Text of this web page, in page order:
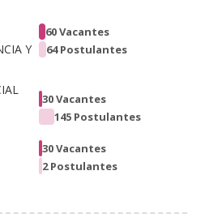
Y
60 Vacantes
64 Postulantes
30 Vacantes
145 Postulantes
30 Vacantes
2 Postulantes